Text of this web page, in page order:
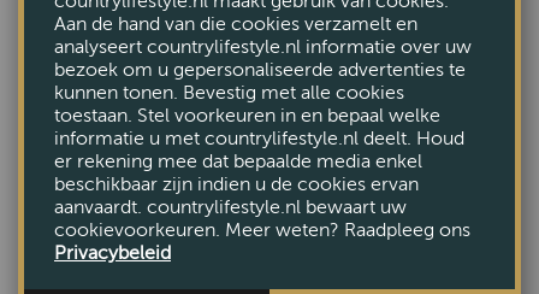
Fauteuil Isabella
€736,-
Aan de hand van die cookies verzamelt en
analyseert countrylifestyle.nl informatie over uw
bezoek om u gepersonaliseerde advertenties te
kunnen tonen. Bevestig met alle cookies
toestaan. Stel voorkeuren in en bepaal welke
informatie u met countrylifestyle.nl deelt. Houd
er rekening mee dat bepaalde media enkel
beschikbaar zijn indien u de cookies ervan
aanvaardt. countrylifestyle.nl bewaart uw
cookievoorkeuren. Meer weten? Raadpleeg ons
Privacybeleid